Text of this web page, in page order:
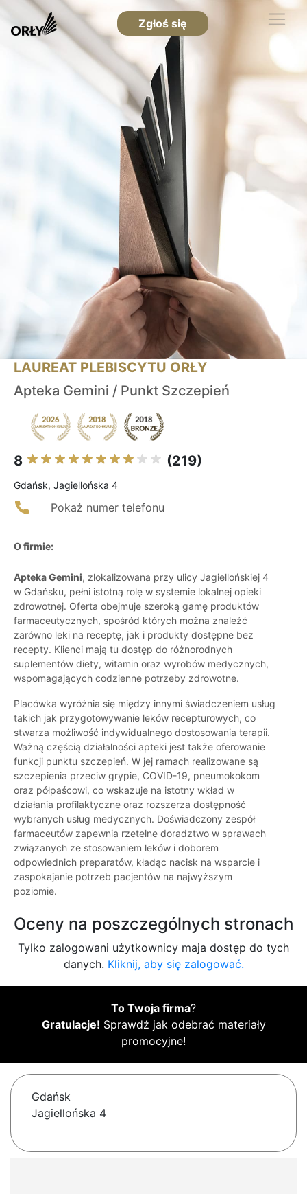
Zgłoś się
LAUREAT PLEBISCYTU ORŁY
Apteka Gemini / Punkt Szczepień
8 (219)
Gdańsk, Jagiellońska 4
Pokaż numer telefonu
O firmie:
Apteka Gemini, zlokalizowana przy ulicy Jagiellońskiej 4
w Gdańsku, pełni istotną rolę w systemie lokalnej opieki
zdrowotnej. Oferta obejmuje szeroką gamę produktów
farmaceutycznych, spośród których można znaleźć
zarówno leki na receptę, jak i produkty dostępne bez
recepty. Klienci mają tu dostęp do różnorodnych
suplementów diety, witamin oraz wyrobów medycznych,
wspomagających codzienne potrzeby zdrowotne.
Placówka wyróżnia się między innymi świadczeniem usług
takich jak przygotowywanie leków recepturowych, co
stwarza możliwość indywidualnego dostosowania terapii.
Ważną częścią działalności apteki jest także oferowanie
funkcji punktu szczepień. W jej ramach realizowane są
szczepienia przeciw grypie, COVID-19, pneumokokom
oraz półpaścowi, co wskazuje na istotny wkład w
działania profilaktyczne oraz rozszerza dostępność
wybranych usług medycznych. Doświadczony zespół
farmaceutów zapewnia rzetelne doradztwo w sprawach
związanych ze stosowaniem leków i doborem
odpowiednich preparatów, kładąc nacisk na wsparcie i
zaspokajanie potrzeb pacjentów na najwyższym
poziomie.
Oceny na poszczególnych stronach
Tylko zalogowani użytkownicy maja dostęp do tych
danych. Kliknij, aby się zalogować.
To Twoja firma?
Gratulacje! Sprawdź jak odebrać materiały
promocyjne!
Gdańsk
Jagiellońska 4